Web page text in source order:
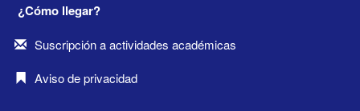
¿Cómo llegar?
Suscripción a actividades académicas
Aviso de privacidad